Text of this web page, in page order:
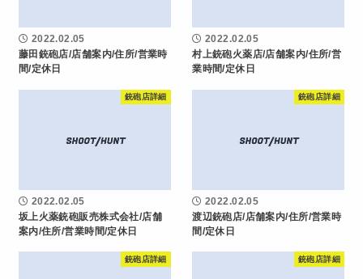
2022.02.05
藤田銃砲店/店舗案内/住所/営業時
間/定休日
2022.02.05
村上銃砲火薬店/店舗案内/住所/営
業時間/定休日
銃砲店詳細
2022.02.05
坂上火薬銃砲販売株式会社/店舗
案内/住所/営業時間/定休日
銃砲店詳細
2022.02.05
渡辺銃砲店/店舗案内/住所/営業時
間/定休日
銃砲店詳細 銃砲店詳細